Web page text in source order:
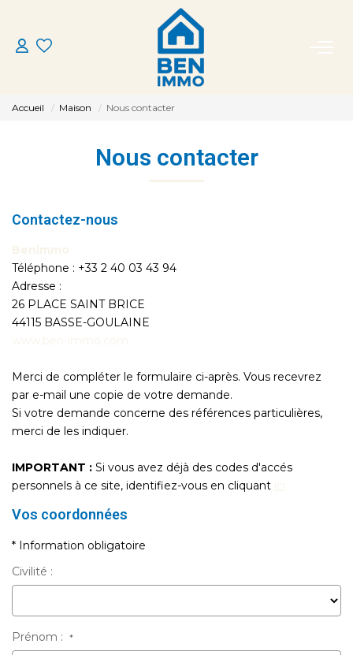
ACHETER
CONTACT
Accueil Maison Nous contacter
Nous contacter
Contactez-nous
Téléphone : +33 2 40 03 43 94
Adresse :
26 PLACE SAINT BRICE
44115 BASSE-GOULAINE
Merci de compléter le formulaire ci-après. Vous recevrez
par e-mail une copie de votre demande.
Si votre demande concerne des références particulières,
merci de les indiquer.
IMPORTANT : Si vous avez déjà des codes d'accés
personnels à ce site, identifiez-vous en cliquant
Vos coordonnées
* Information obligatoire
Civilité :
Prénom : *